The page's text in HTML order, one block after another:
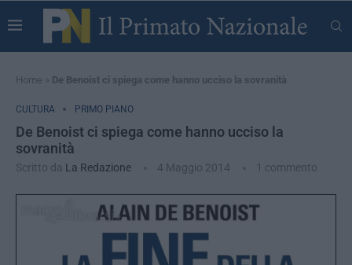
Home » De Benoist ci spiega come hanno ucciso la sovranità
CULTURA PRIMO PIANO
De Benoist ci spiega come hanno ucciso la
sovranità
Scritto da La Redazione 4 Maggio 2014 1 commento